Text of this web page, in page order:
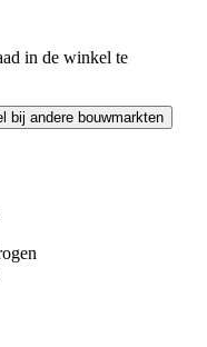
in de winkel te
bij andere bouwmarkten